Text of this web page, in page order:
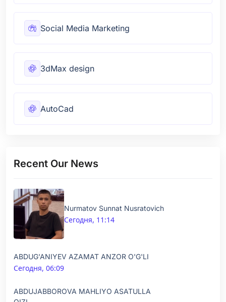
Social Media Marketing
3dMax design
AutoCad
Recent Our News
Nurmatov Sunnat Nusratovich
Сегодня, 11:14
ABDUG'ANIYEV AZAMAT ANZOR O'G'LI
Сегодня, 06:09
ABDUJABBOROVA MAHLIYO ASATULLA